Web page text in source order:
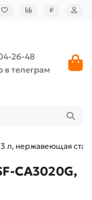
₽
26-48
телеграм
л, нержавеющая
CA3020G,